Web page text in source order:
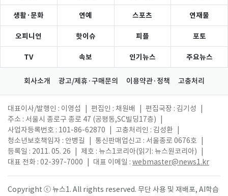
생활·문화 연예 스포츠 연재물
오피니언 핫이슈 피플 포토
TV 속보 인기뉴스 주요뉴스
회사소개 광고/제휴·구매문의 이용약관·정책 고충처리
대표이사/발행인 : 이영섭 편집인 : 채원배 편집국장 : 김기성
주소 : 서울시 종로구 종로 47 (공평동,SC빌딩17층)
사업자등록번호 : 101-86-62870
고충처리인 : 김성환
청소년보호책임자 : 안병길
통신판매업신고 : 서울종로 0676호
등록일 : 2011. 05. 26
제호 : 뉴스1코리아(읽기: 뉴스원코리아)
대표 전화 : 02-397-7000
대표 이메일 : webmaster@news1.kr
Copyright ⓒ 뉴스1. All rights reserved. 무단 사용 및 재배포, AI학습